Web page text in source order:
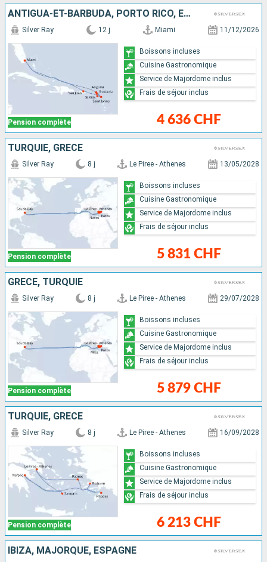
ANTIGUA-ET-BARBUDA, PORTO RICO, ÉTATS-UNIS, FRANCE, ANGUILLA
Pension complète
Silver Ray 12 j Miami 11/12/2026
4 636 CHF
Boissons incluses
Cuisine Gastronomique
Service de Majordome inclus
Frais de séjour inclus
TURQUIE, GRÈCE
Pension complète
Silver Ray 8 j Le Piree - Athenes 13/05/2028
5 831 CHF
Boissons incluses
Cuisine Gastronomique
Service de Majordome inclus
Frais de séjour inclus
GRÈCE, TURQUIE
Pension complète
Silver Ray 8 j Le Piree - Athenes 29/07/2028
5 879 CHF
Boissons incluses
Cuisine Gastronomique
Service de Majordome inclus
Frais de séjour inclus
TURQUIE, GRÈCE
Pension complète
Silver Ray 8 j Le Piree - Athenes 16/09/2028
6 213 CHF
Boissons incluses
Cuisine Gastronomique
Service de Majordome inclus
Frais de séjour inclus
IBIZA, MAJORQUE, ESPAGNE